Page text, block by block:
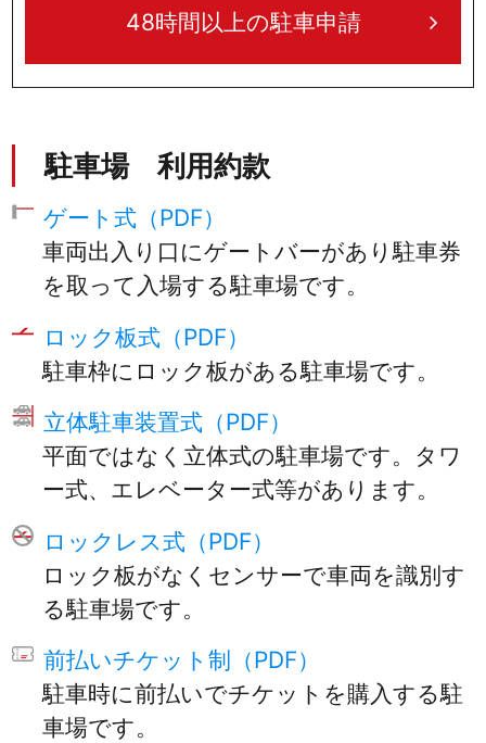
48時間以上の駐車申請
駐車場 利用約款
ゲート式（PDF）
車両出入り口にゲートバーがあり駐車券
を取って入場する駐車場です。
ロック板式（PDF）
駐車枠にロック板がある駐車場です。
立体駐車装置式（PDF）
平面ではなく立体式の駐車場です。タワ
ー式、エレベーター式等があります。
ロックレス式（PDF）
ロック板がなくセンサーで車両を識別す
る駐車場です。
前払いチケット制（PDF）
駐車時に前払いでチケットを購入する駐
車場です。